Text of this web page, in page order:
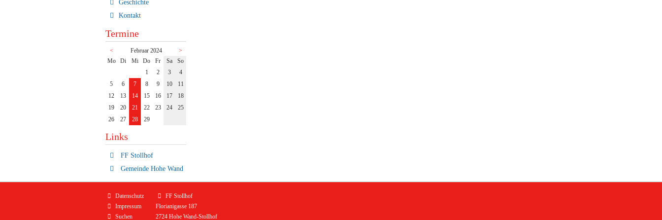
Geschichte
Kontakt
Termine
< Februar 2024
>
Montag
Dienstag
Mittwoch
Donnerstag
Freitag
Samstag
Sonntag
1
2 3
4
5
6 7 8 9 10
11
12
13 14 15 16 17
18
19
20 21 22 23 24
25
26
27 28 29
Links
FF Stollhof
Gemeinde Hohe Wand
Navigation
überspringen
Datenschutz
Impressum
Suchen
FF Stollhof
Florianigasse 187
2724 Hohe Wand-Stollhof